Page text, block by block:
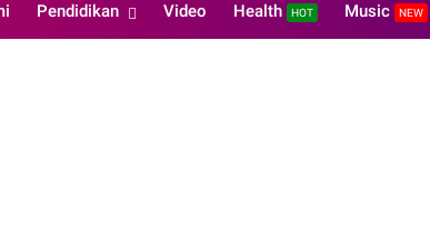
Pendidikan Video Health HOT Music NEW